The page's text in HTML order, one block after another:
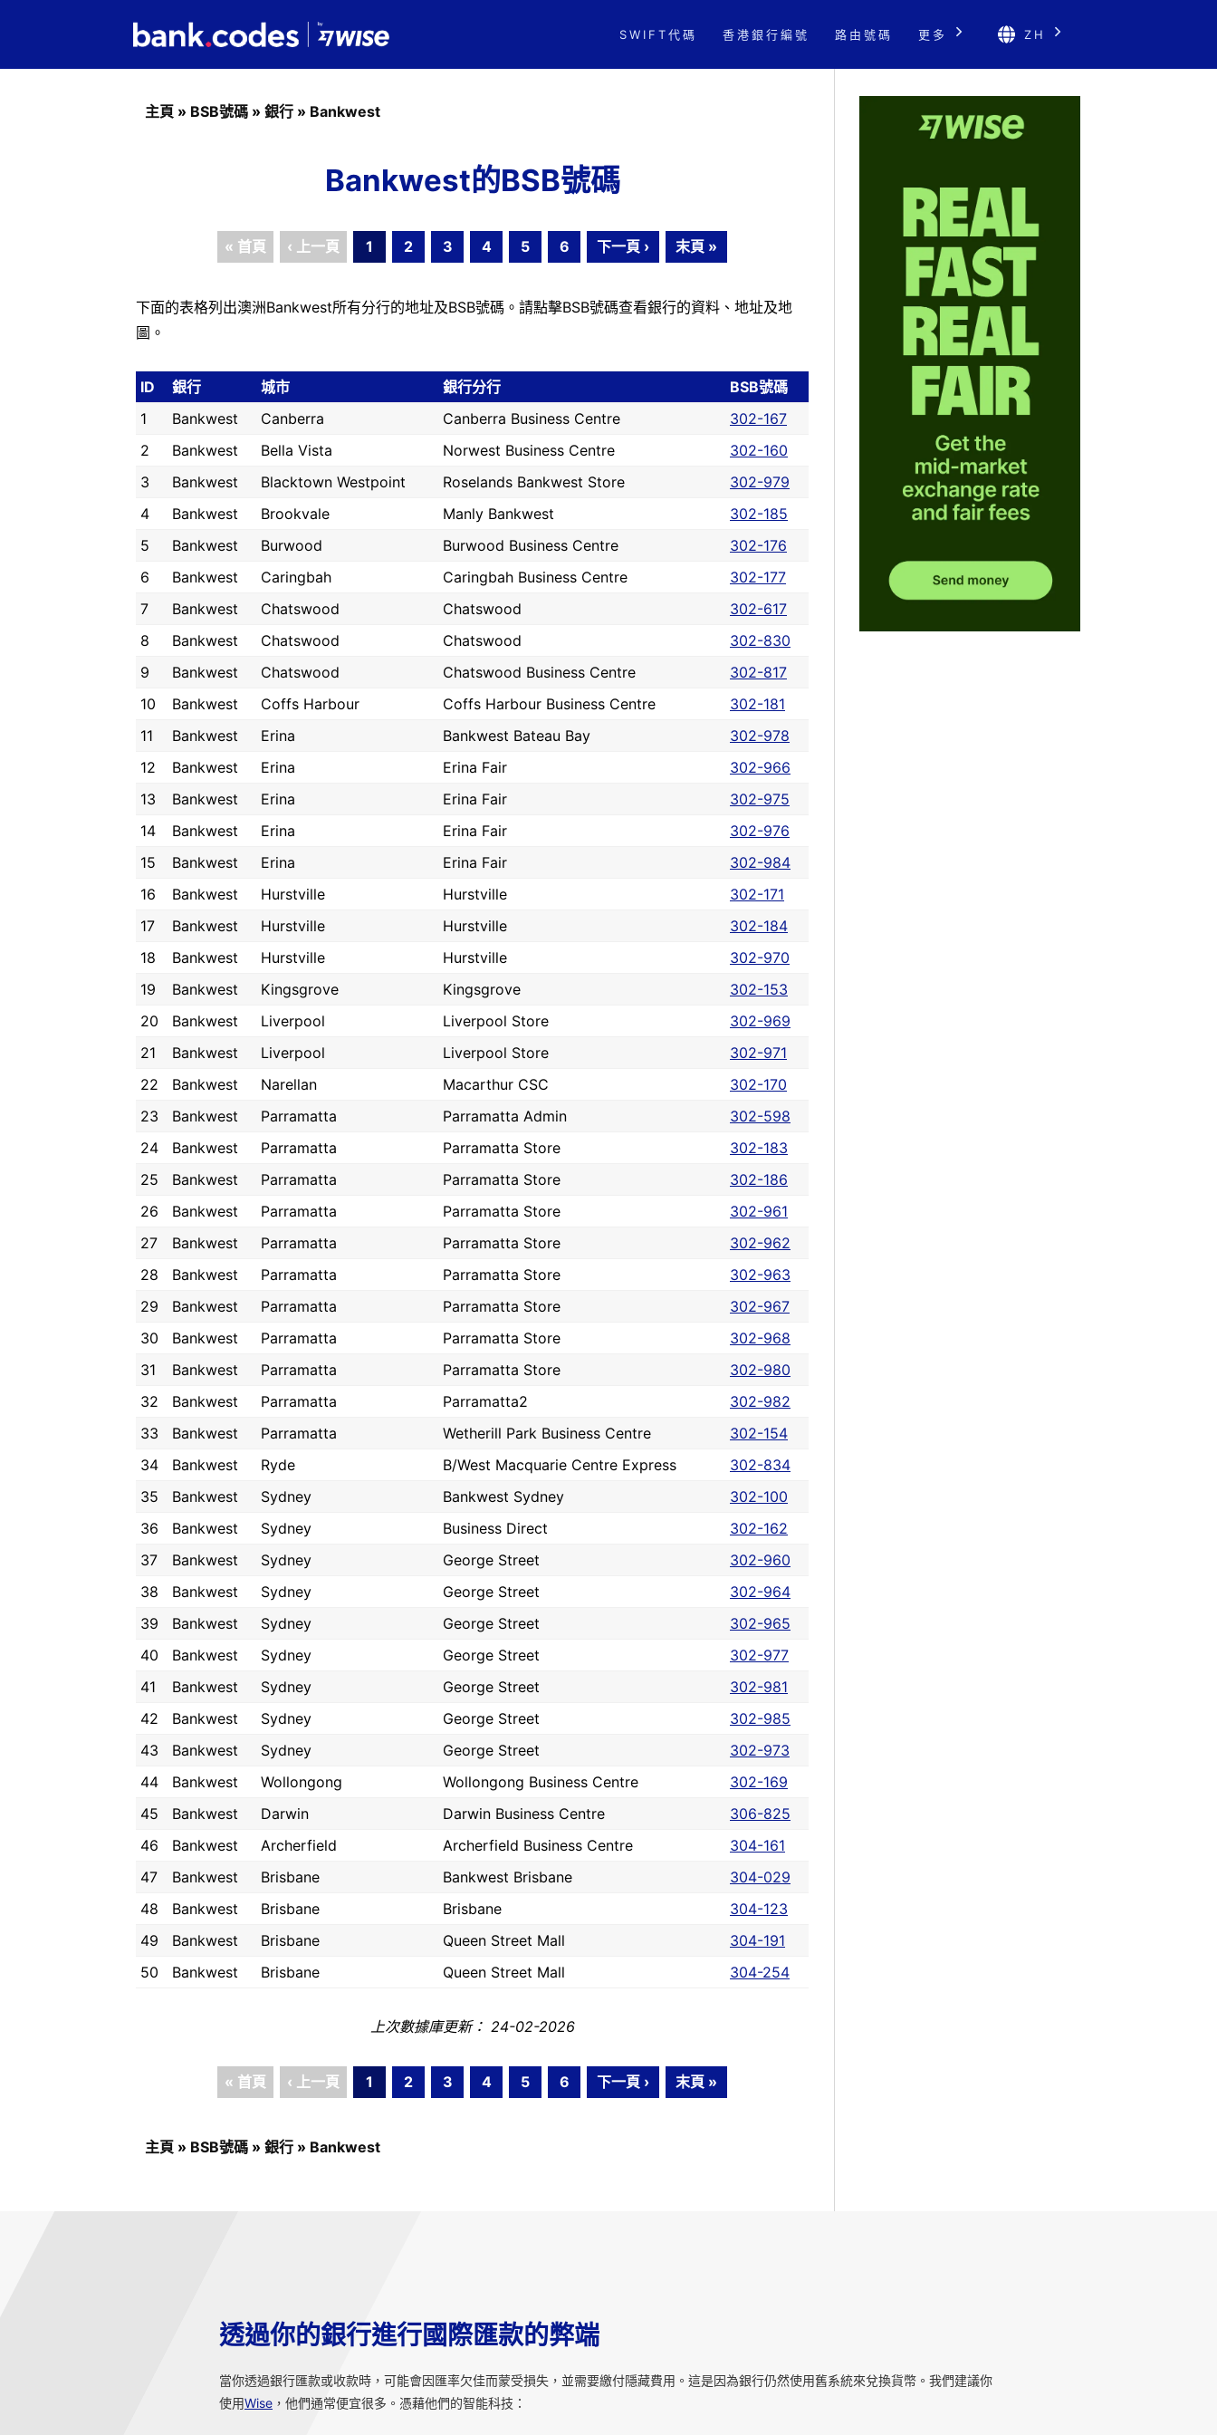
SWIFT代碼 香港銀行編號 路由號碼 更多 ZH
主頁 » BSB號碼 » 銀行 » Bankwest
Bankwest的BSB號碼
« 首頁 ‹ 上一頁 1 2 3 4 5 6 下一頁 › 末頁 »
下面的表格列出澳洲Bankwest所有分行的地址及BSB號碼。請點擊BSB號碼查看銀行的資料、地址及地
圖。
ID 銀行 城市 銀行分行
BSB號碼
1
Bankwest Canberra Canberra Business Centre
302-167
2
Bankwest Bella Vista Norwest Business Centre
302-160
3
Bankwest Blacktown Westpoint Roselands Bankwest Store
302-979
4
Bankwest Brookvale Manly Bankwest
302-185
5
Bankwest Burwood Burwood Business Centre
302-176
6
Bankwest Caringbah Caringbah Business Centre
302-177
7
Bankwest Chatswood Chatswood
302-617
8
Bankwest Chatswood Chatswood
302-830
9
Bankwest Chatswood Chatswood Business Centre
302-817
10
Bankwest Coffs Harbour Coffs Harbour Business Centre
302-181
11
Bankwest Erina Bankwest Bateau Bay
302-978
12
Bankwest Erina Erina Fair
302-966
13
Bankwest Erina Erina Fair
302-975
14
Bankwest Erina Erina Fair
302-976
15
Bankwest Erina Erina Fair
302-984
16
Bankwest Hurstville Hurstville
302-171
17
Bankwest Hurstville Hurstville
302-184
18
Bankwest Hurstville Hurstville
302-970
19
Bankwest Kingsgrove Kingsgrove
302-153
20
Bankwest Liverpool Liverpool Store
302-969
21
Bankwest Liverpool Liverpool Store
302-971
22
Bankwest Narellan Macarthur CSC
302-170
23
Bankwest Parramatta Parramatta Admin
302-598
24
Bankwest Parramatta Parramatta Store
302-183
25
Bankwest Parramatta Parramatta Store
302-186
26
Bankwest Parramatta Parramatta Store
302-961
27
Bankwest Parramatta Parramatta Store
302-962
28
Bankwest Parramatta Parramatta Store
302-963
29
Bankwest Parramatta Parramatta Store
302-967
30
Bankwest Parramatta Parramatta Store
302-968
31
Bankwest Parramatta Parramatta Store
302-980
32
Bankwest Parramatta Parramatta2
302-982
33
Bankwest Parramatta Wetherill Park Business Centre
302-154
34
Bankwest Ryde B/West Macquarie Centre Express
302-834
35
Bankwest Sydney Bankwest Sydney
302-100
36
Bankwest Sydney Business Direct
302-162
37
Bankwest Sydney George Street
302-960
38
Bankwest Sydney George Street
302-964
39
Bankwest Sydney George Street
302-965
40
Bankwest Sydney George Street
302-977
41
Bankwest Sydney George Street
302-981
42
Bankwest Sydney George Street
302-985
43
Bankwest Sydney George Street
302-973
44
Bankwest Wollongong Wollongong Business Centre
302-169
45
Bankwest Darwin Darwin Business Centre
306-825
46
Bankwest Archerfield Archerfield Business Centre
304-161
47
Bankwest Brisbane Bankwest Brisbane
304-029
48
Bankwest Brisbane Brisbane
304-123
49
Bankwest Brisbane Queen Street Mall
304-191
50
Bankwest Brisbane Queen Street Mall 304-254
上次數據庫更新： 24-02-2026
« 首頁 ‹ 上一頁 1 2 3 4 5 6 下一頁 › 末頁 »
主頁 » BSB號碼 » 銀行 » Bankwest
透過你的銀行進行國際匯款的弊端
當你透過銀行匯款或收款時，可能會因匯率欠佳而蒙受損失，並需要繳付隱藏費用。這是因為銀行仍然使用舊系統來兌換貨幣。我們建議你
使用Wise ，他們通常便宜很多。憑藉他們的智能科技：